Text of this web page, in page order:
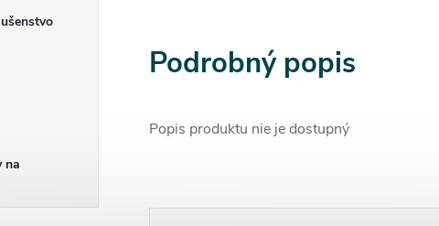
na
Podrobný popis
Popis produktu nie je dostupný